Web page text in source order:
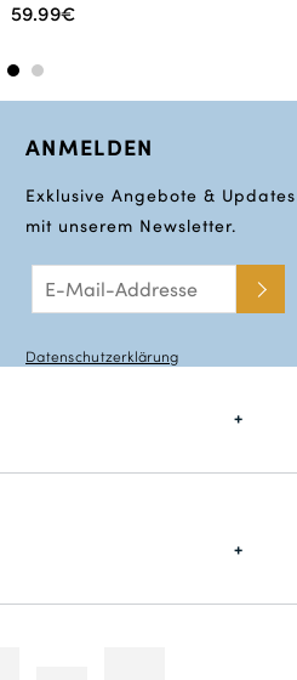
59.99€
ANMELDEN
Exklusive Angebote & Updates
mit unserem Newsletter.
Datenschutzerklärung